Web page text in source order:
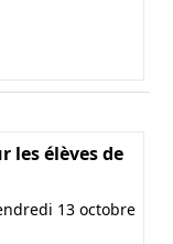
les élèves de
13 octobre